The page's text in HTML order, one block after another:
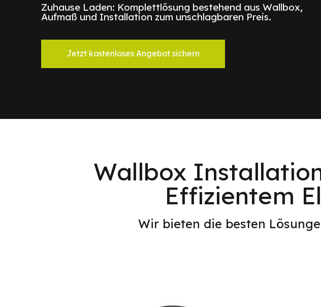
Zuhause Laden: Komplettlösung bestehend aus Wallbox,
Aufmaß und Installation zum unschlagbaren Preis.
Jetzt kostenloses Angebot sichern
Wallbox
Effizientem
Wir bieten die besten